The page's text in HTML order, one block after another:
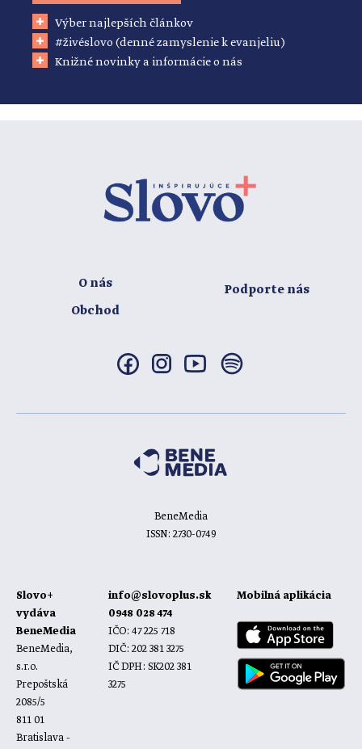
Výber najlepších článkov
#živéslovo (denné zamyslenie k evanjeliu)
Knižné novinky a informácie o nás
O nás
Obchod
Podporte nás
BeneMedia
ISSN: 2730-0749
Slovo+
vydáva
BeneMedia
BeneMedia,
s.r.o.
Prepoštská
2085/5
811 01
Bratislava -
info@slovoplus.sk
0948 028 474
IČO: 47 225 718
DIČ: 202 381 3275
IČ DPH: SK202 381
3275
Mobilná aplikácia